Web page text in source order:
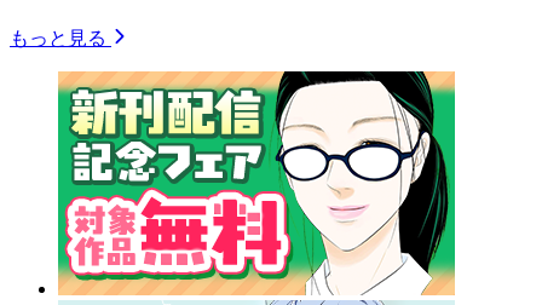
もっと見る